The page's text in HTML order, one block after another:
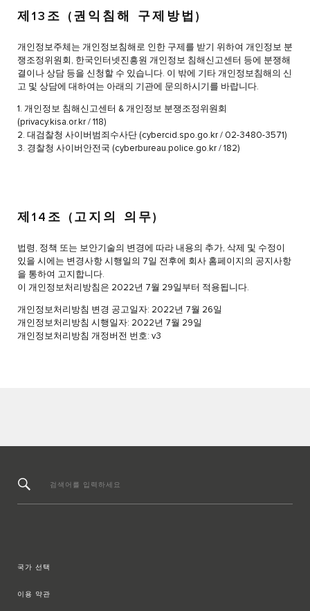
제13조 (권익침해 구제방법)
개인정보주체는 개인정보침해로 인한 구제를 받기 위하여 개인정보 분
쟁조정위원회, 한국인터넷진흥원 개인정보 침해신고센터 등에 분쟁해
결이나 상담 등을 신청할 수 있습니다. 이 밖에 기타 개인정보침해의 신
고 및 상담에 대하여는 아래의 기관에 문의하시기를 바랍니다.
1. 개인정보 침해신고센터 & 개인정보 분쟁조정위원회
(privacy.kisa.or.kr / 118)
2. 대검찰청 사이버범죄수사단 (cybercid.spo.go.kr / 02-3480-3571)
3. 경찰청 사이버안전국 (cyberbureau.police.go.kr / 182)
제14조 (고지의 의무)
법령, 정책 또는 보안기술의 변경에 따라 내용의 추가, 삭제 및 수정이
있을 시에는 변경사항 시행일의 7일 전후에 회사 홈페이지의 공지사항
을 통하여 고지합니다.
이 개인정보처리방침은 2022년 7월 29일부터 적용됩니다.
개인정보처리방침 변경 공고일자: 2022년 7월 26일
개인정보처리방침 시행일자: 2022년 7월 29일
개인정보처리방침 개정버전 번호: v3
검색어를 입력하세요
국가 선택
이용 약관